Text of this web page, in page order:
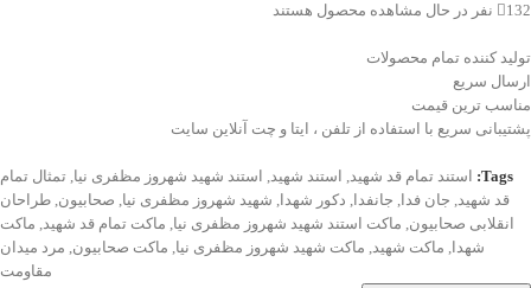
132
نفر در حال مشاهده محصول هستند
تولید کننده تمام محصولات
ارسال سریع
مناسب ترین قیمت
پشتیبانی سریع با استفاده از تلفن ، ایتا و چت آنلاین سایت
Tags: استند تمام قد شهید, استند شهید, استند شهید شهروز مظفری نیا, تمثال تمام
قد شهید, جان فدا , جانفدا , دکور شهدا , شهید شهروز مظفری نیا, صحابیون, طراحان
انقلابی صحابیون, ماکت استند شهید شهروز مظفری نیا, ماکت تمام قد شهید, ماکت
شهدا , ماکت شهید, ماکت شهید شهروز مظفری نیا, ماکت صحابیون, مرد میدان
مقاومت